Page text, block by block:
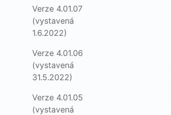
Verze 4.01.07
(vystavená
1.6.2022)
Verze 4.01.06
(vystavená
31.5.2022)
Verze 4.01.05
(vystavená